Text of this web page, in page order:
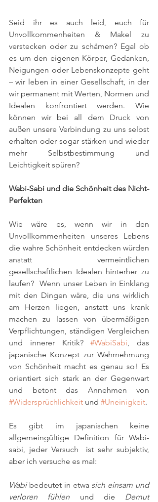
Seid ihr es auch leid, euch für
Unvollkommenheiten & Makel zu
verstecken oder zu schämen? Egal ob
es um den eigenen Körper, Gedanken,
Neigungen oder Lebenskonzepte geht
– wir leben in einer Gesellschaft, in der
wir permanent mit Werten, Normen und
Idealen konfrontiert werden. Wie
können wir bei all dem Druck von
außen unsere Verbindung zu uns selbst
erhalten oder sogar stärken und wieder
mehr Selbstbestimmung und
Leichtigkeit spüren?
Wabi-Sabi und die Schönheit des Nicht-
Perfekten
Wie wäre es, wenn wir in den
Unvollkommenheiten unseres Lebens
die wahre Schönheit entdecken würden
anstatt vermeintlichen
gesellschaftlichen Idealen hinterher zu
laufen?  Wenn unser Leben in Einklang
mit den Dingen wäre, die uns wirklich
am Herzen liegen, anstatt uns krank
machen zu lassen von übermäßigen
Verpflichtungen, ständigen Vergleichen
und innerer Kritik? #WabiSabi, das
japanische Konzept zur Wahrnehmung
von Schönheit macht es genau so! Es
orientiert sich stark an der Gegenwart
#Widersprüchlichkeit und #Uneinigkeit.
Es gibt im japanischen keine
allgemeingültige Definition für Wabi-
sabi, jeder Versuch  ist sehr subjektiv,
aber ich versuche es mal:
Wabi bedeutet in etwa sich einsam und
verloren fühlen und die Demut